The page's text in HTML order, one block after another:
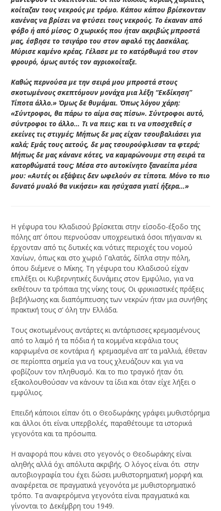
κοίταζαν τους νεκρούς με τρόμο. Κάπου κάπου βρίσκονταν
κανένας να βρίσει να φτύσει τους νεκρούς. Το έκαναν από
φόβο ή από μίσος; Ο χωρικός που ήταν ακριβώς μπροστά
μας, έσβησε το τσιγάρο του στον αφαλό της Δασκάλας.
Μύρισε καμένο κρέας. Γέλασε με το κατόρθωμά του στον
φρουρό, όμως αυτός τον αγριοκοίταξε.
Καθώς περνούσα με την σειρά μου μπροστά στους
σκοτωμένους σκεπτόμουν μονάχα μια λέξη “Εκδίκηση”
Τίποτα άλλο.» Όμως δε θυμάμαι. Όπως λόγου χάρη:
«Σύντροφοι, θα πάρω το αίμα σας πίσω». Σύντροφοι αυτό,
σύντροφοι το άλλο… Τι να πεις; και τι να υποσχεθείς σ
εκείνες τις στιγμές; Μήπως δε μας είχαν τσουβαλιάσει για
καλά; Εμάς τους αετούς, δε μας τσουρούφλισαν τα φτερά;
Μήπως δε μας κάνανε κότες, να καμαρώνουμε στη σειρά τα
κατορθώματά τους; Μέσα στο αυτοκίνητο ξαναείπα μέσα
μου: «Αυτές οι εξάψεις δεν ωφελούν σε τίποτα. Μόνο το πιο
δυνατό μυαλό θα νικήσει» και ησύχασα γιατί ήξερα…»
Η γέφυρα του Κλαδισού βρίσκεται στην είσοδο-έξοδο της
πόλης απ’ όπου περνούσαν υποχρεωτικά όσοι πήγαιναν κι
έρχονταν από τις δυτικές και νότιες περιοχές του νομού
Χανίων, όπως και στο χωριό Γαλατάς, δίπλα στην πόλη,
όπου διέμενε ο Μίκης. Τη γέφυρα του Κλαδισού είχαν
επιλέξει οι Κυβερνητικές δυνάμεις στον Εμφύλιο, για να
εκθέτουν τα τρόπαια της νίκης τους. Οι φρικιαστικές πράξεις
βεβήλωσης και διαπόμπευσης των νεκρών ήταν μια συνήθης
πρακτική τους σ’ όλη την Ελλάδα.
Τους σκοτωμένους αντάρτες κι αντάρτισσες κρεμασμένους
από το λαιμό ή τα πόδια ή τα κομμένα κεφάλια τους
καρφωμένα σε κοντάρια ή κρεμασμένα απ’ τα μαλλιά, έθεταν
σε περίοπτα σημεία για να τους χλευάζουν και για να
φοβίζουν τον πληθυσμό. Και το πιο τραγικό ήταν ότι
εξακολουθούσαν να κάνουν τα ίδια και όταν είχε λήξει ο
εμφύλιος.
Επειδή κάποιοι είπαν ότι ο Θεοδωράκης γράφει μυθιστόρημα
και άλλοι ότι είναι υπερβολές, παραθέτουμε τα ιστορικά
γεγονότα και τα πρόσωπα.
Η αναφορά που κάνει στο γεγονός ο Θεοδωράκης είναι
αληθής αλλά όχι απόλυτα ακριβής. Ο λόγος είναι ότι στην
αυτοβιογραφία του έχει δώσει μυθιστορηματική μορφή και
αναφέρεται σε πραγματικά γεγονότα με μυθιστορηματικό
τρόπο. Τα αναφερόμενα γεγονότα είναι πραγματικά και
γίνονται το Δεκέμβρη του 1949.